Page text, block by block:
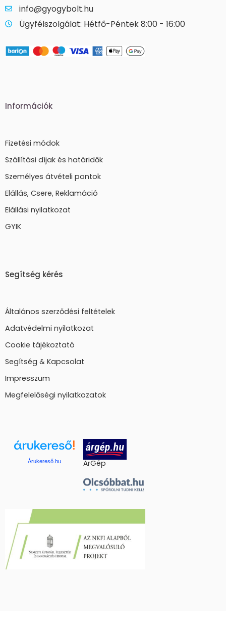
info@gyogybolt.hu
Ügyfélszolgálat: Hétfő-Péntek 8:00 - 16:00
Információk
Fizetési módok
Szállítási díjak és határidők
Személyes átvételi pontok
Elállás, Csere, Reklamáció
Elállási nyilatkozat
GYIK
Segítség kérés
Általános szerződési feltételek
Adatvédelmi nyilatkozat
Cookie tájékoztató
Segítség & Kapcsolat
Impresszum
Megfelelőségi nyilatkozatok
Árukereső.hu ÁrGép